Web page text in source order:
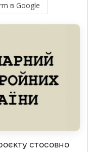
в Google
стосовно